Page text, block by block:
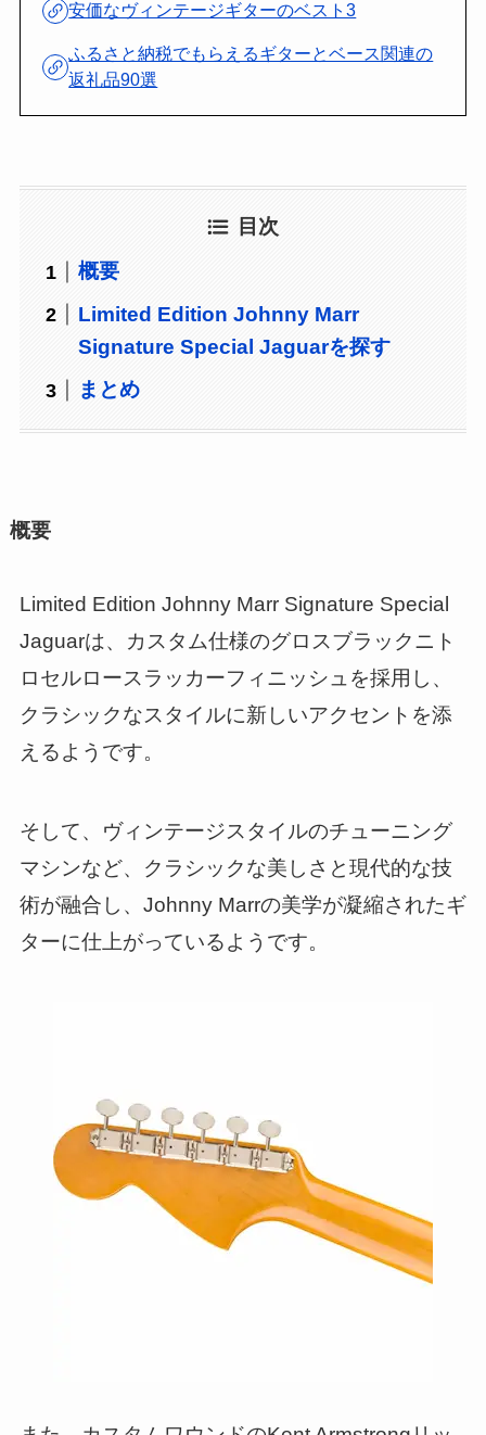
安価なヴィンテージギターのベスト3
ふるさと納税でもらえるギターとベース関連の
返礼品90選
目次
概要
Limited Edition Johnny Marr
Signature Special Jaguarを探す
まとめ
概要
Limited Edition Johnny Marr Signature Special
Jaguarは、カスタム仕様のグロスブラックニト
ロセルロースラッカーフィニッシュを採用し、
クラシックなスタイルに新しいアクセントを添
えるようです。
そして、ヴィンテージスタイルのチューニング
マシンなど、クラシックな美しさと現代的な技
術が融合し、Johnny Marrの美学が凝縮されたギ
ターに仕上がっているようです。